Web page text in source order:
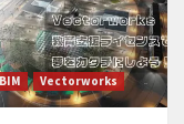
Vectorworks